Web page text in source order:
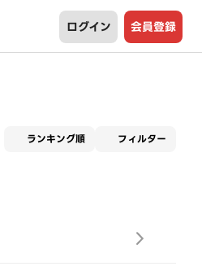
ログイン 会員登録
ランキング順 フィルター